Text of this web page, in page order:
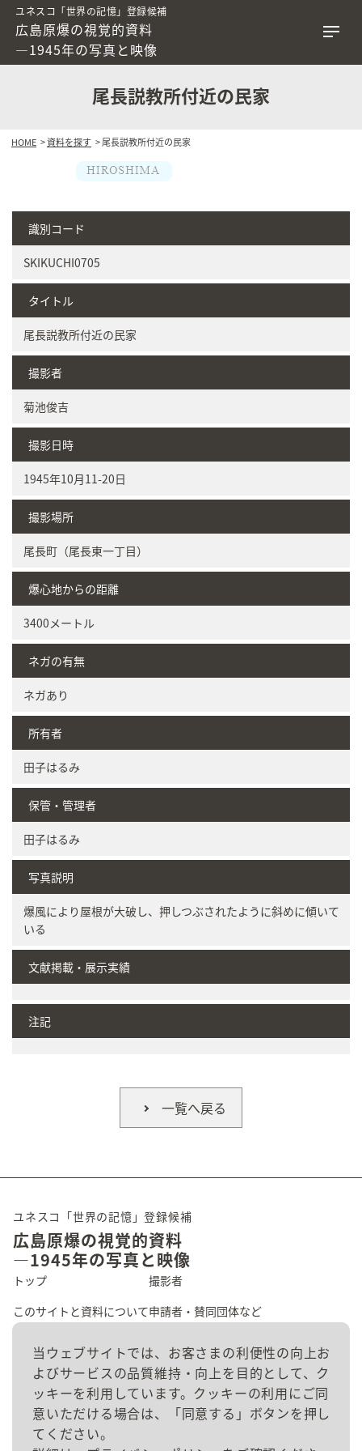
ユネスコ「世界の記憶」登録候補
広島原爆の視覚的資料
―1945年の写真と映像
尾長説教所付近の民家
HOME >資料を探す > 尾長説教所付近の民家
識別コード
SKIKUCHI0705
タイトル
尾長説教所付近の民家
撮影者
菊池俊吉
撮影日時
1945年10月11-20日
撮影場所
尾長町（尾長東一丁目）
爆心地からの距離
3400メートル
ネガの有無
ネガあり
所有者
田子はるみ
保管・管理者
田子はるみ
写真説明
爆風により屋根が大破し、押しつぶされたように斜めに傾いて
いる
文献掲載・展示実績
注記
一覧へ戻る
当ウェブサイトでは、お客さまの利便性の向上お
よびサービスの品質維持・向上を目的として、ク
ッキーを利用しています。クッキーの利用にご同
意いただける場合は、「同意する」ボタンを押し
てください。
ユネスコ「世界の記憶」登録候補
広島原爆の視覚的資料
―1945年の写真と映像
トップ
このサイトと資料について
資料を探す
撮影者
申請者・賛同団体など
お問い合わせ